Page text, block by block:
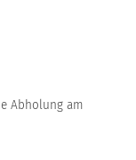
Abholung am